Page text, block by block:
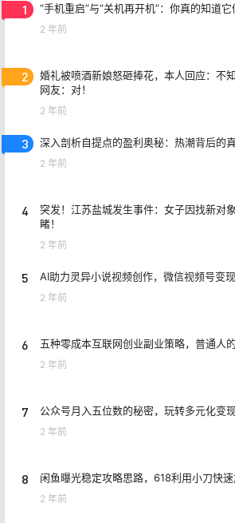
1 “手机重启”与“关机再开机”：你真的知道它
2 年前
2
婚礼被喷酒新娘怒砸捧花，本人回应：不
网友：对！
2 年前
3 深入剖析自提点的盈利奥秘：热潮背后的
2 年前
4
突发！江苏盐城发生事件：女子因找新对
睹！
2 年前
5 AI助力灵异小说视频创作，微信视频号变
2 年前
6 五种零成本互联网创业副业策略，普通人
2 年前
7 公众号月入五位数的秘密，玩转多元化变
2 年前
8 闲鱼曝光稳定攻略思路，618利用小刀快
2 年前